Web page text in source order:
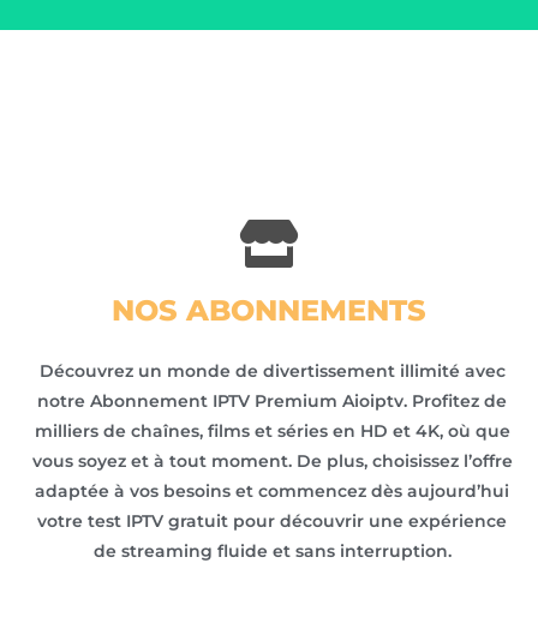
NOS ABONNEMENTS
Découvrez un monde de divertissement illimité avec
notre Abonnement IPTV Premium Aioiptv. Profitez de
milliers de chaînes, films et séries en HD et 4K, où que
vous soyez et à tout moment. De plus, choisissez l’offre
adaptée à vos besoins et commencez dès aujourd’hui
votre test IPTV gratuit pour découvrir une expérience
de streaming fluide et sans interruption.